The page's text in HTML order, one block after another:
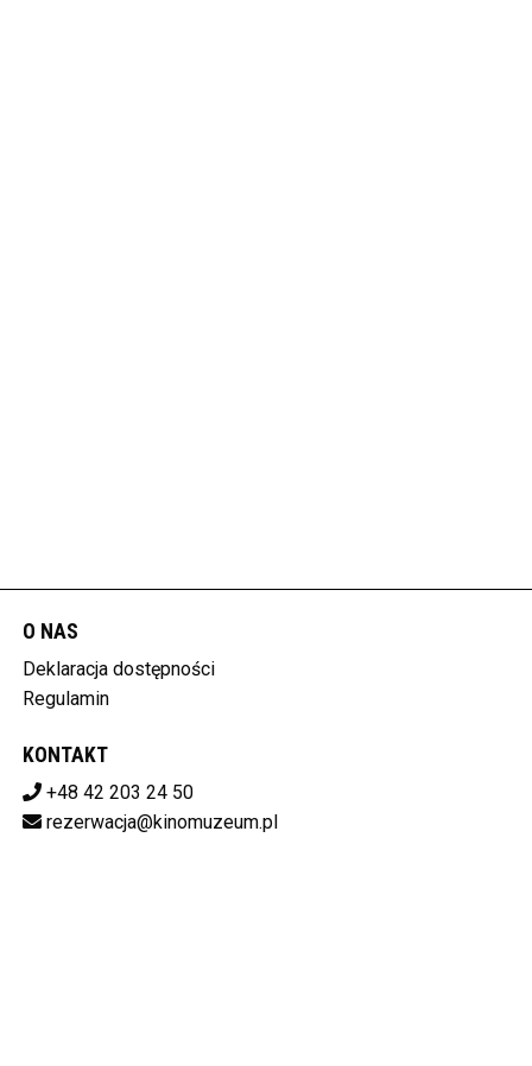
O NAS
Deklaracja dostępności
Regulamin
KONTAKT
+48 42 203 24 50
rezerwacja@kinomuzeum.pl